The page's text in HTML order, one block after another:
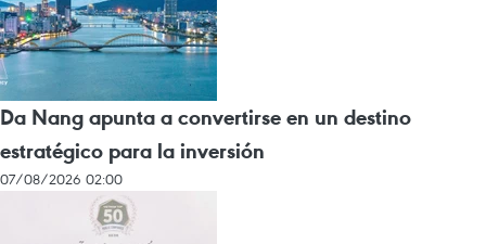
Da Nang apunta a convertirse en un destino
estratégico para la inversión
07/08/2026 02:00